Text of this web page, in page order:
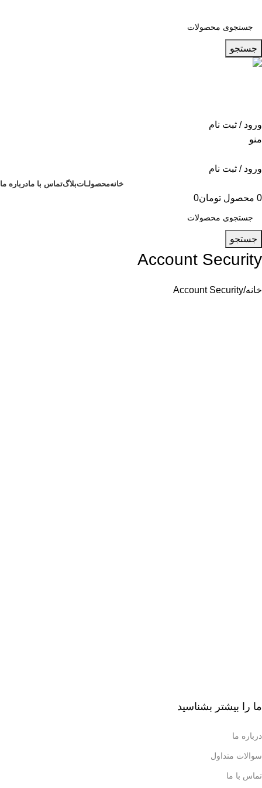
جستجو
ورود / ثبت نام
منو
ورود / ثبت نام
خانهمحصولـاتبلاگتماس با مادرباره ما
0 محصول تومان0
جستجو
Account Security
خانه Account Security
ما را بیشتر بشناسید
درباره ما
سوالات متداول
تماس با ما